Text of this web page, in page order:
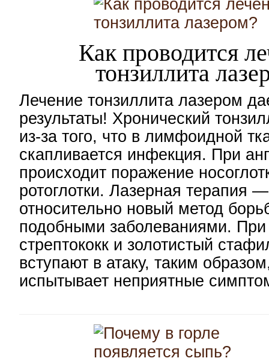
Как проводится
тонзиллита
Лечение тонзиллита лазером
результаты! Хронический
из-за того, что в лимфоидной
скапливается инфекция. При
происходит поражение
ротоглотки. Лазерная терапия
относительно новый метод
подобными заболеваниями. При
стрептококк и золотистый
вступают в атаку, таким
испытывает неприятные